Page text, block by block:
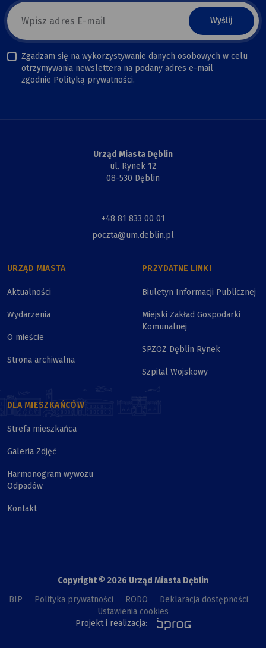
E-
mail
newsletter
Zgadzam się na wykorzystywanie danych osobowych w celu
otrzymywania newslettera na podany adres e-mail
zgodnie Polityką prywatności.
Urząd Miasta Dęblin
ul. Rynek 12
08-530 Dęblin
+48 81 833 00 01
poczta@um.deblin.pl
URZĄD MIASTA
Aktualności
Wydarzenia
O mieście
Strona archiwalna
PRZYDATNE LINKI
Biuletyn Informacji Publicznej
Miejski Zakład Gospodarki
Komunalnej
SPZOZ Dęblin Rynek
Szpital Wojskowy
DLA MIESZKAŃCÓW
Strefa mieszkańca
Galeria Zdjęć
Harmonogram wywozu
Odpadów
Kontakt
Copyright © 2026 Urząd Miasta Dęblin
BIP
Polityka prywatności RODO
Deklaracja dostępności
Ustawienia cookies
Projekt i realizacja: